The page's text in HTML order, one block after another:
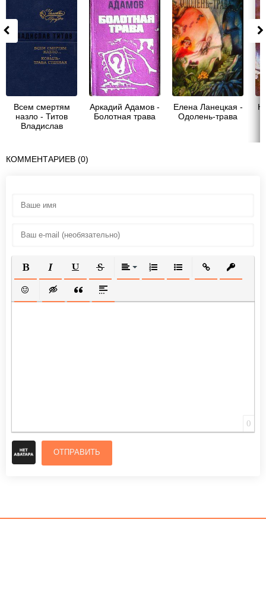
Всем смертям
назло - Титов
Владислав
Аркадий Адамов -
Болотная трава
Елена Ланецкая -
Одолень-трава
КОММЕНТАРИЕВ (0)
ПОЛУЖИРНЫЙ
КУРСИВПОДЧЕРКНУТЫЙ
ЗАЧЕРКНУТЫЙВЫРАВНИВАНИЕ
НУМЕРОВАННЫЙ СПИСОК
МАРКИРОВАННЫЙ
ВСТАВИТЬ
ВСТАВИТЬ СМАЙЛИК
ВСТАВКА СКРЫТОГО ТЕКСТА
ВСТАВКА ЦИТАТЫ
ВСТАВКА СПОЙЛЕРА
0
ОТПРАВИТЬ